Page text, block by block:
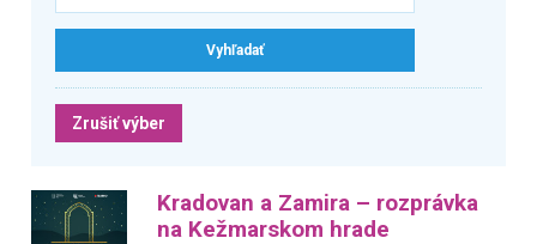
Zrušiť výber
Kradovan a Zamira – rozprávka
na Kežmarskom hrade